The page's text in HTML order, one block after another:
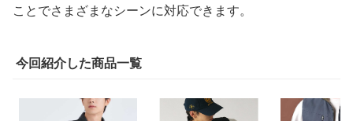
ことでさまざまなシーンに対応できます。
今回紹介した商品一覧